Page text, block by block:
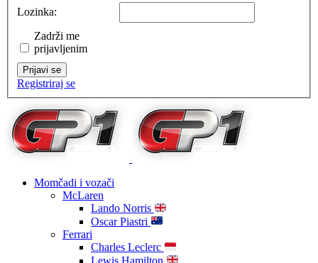
Lozinka:
Zadrži me
prijavljenim
Prijavi se
Registriraj se
Momčadi i vozači
McLaren
Lando Norris
Oscar Piastri
Ferrari
Charles Leclerc
Lewis Hamilton